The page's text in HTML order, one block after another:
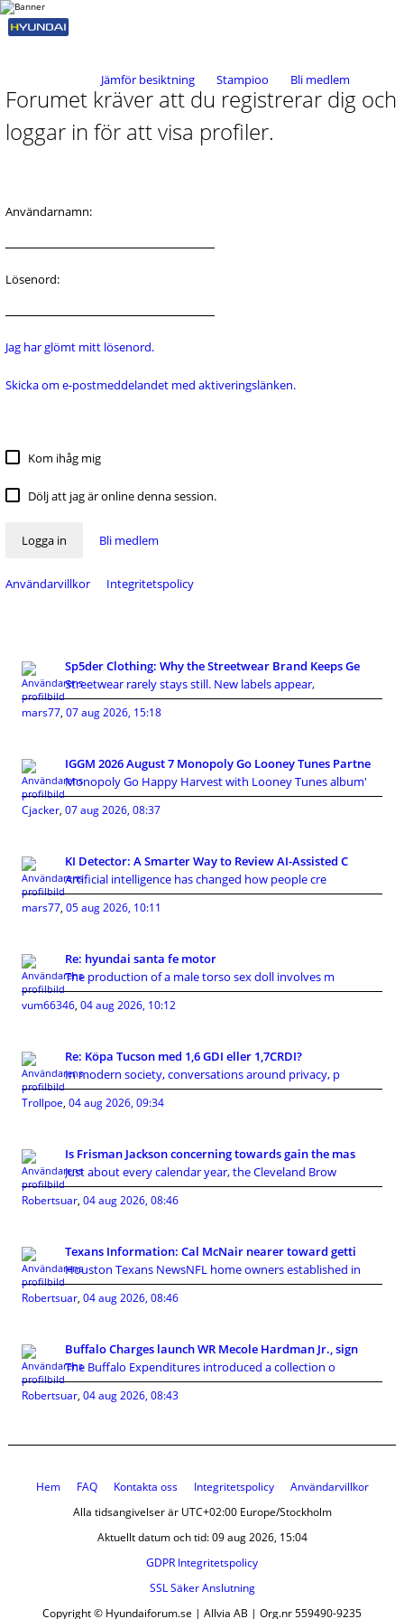
Jämför besiktning Stampioo Bli medlem
Forumet kräver att du registrerar dig och
loggar in för att visa profiler.
Användarnamn:
Lösenord:
Jag har glömt mitt lösenord.
Skicka om e-postmeddelandet med aktiveringslänken.
Kom ihåg mig
Dölj att jag är online denna session.
Logga in Bli medlem
Användarvillkor Integritetspolicy
Sp5der Clothing: Why the Streetwear Brand Keeps Ge
Streetwear rarely stays still. New labels appear,
mars77, 07 aug 2026, 15:18
IGGM 2026 August 7 Monopoly Go Looney Tunes Partne
Monopoly Go Happy Harvest with Looney Tunes album'
Cjacker, 07 aug 2026, 08:37
KI Detector: A Smarter Way to Review AI-Assisted C
Artificial intelligence has changed how people cre
mars77, 05 aug 2026, 10:11
Re: hyundai santa fe motor
The production of a male torso sex doll involves m
vum66346, 04 aug 2026, 10:12
Re: Köpa Tucson med 1,6 GDI eller 1,7CRDI?
In modern society, conversations around privacy, p
Trollpoe, 04 aug 2026, 09:34
Is Frisman Jackson concerning towards gain the mas
Just about every calendar year, the Cleveland Brow
Robertsuar, 04 aug 2026, 08:46
Texans Information: Cal McNair nearer toward getti
Houston Texans NewsNFL home owners established in
Robertsuar, 04 aug 2026, 08:46
Buffalo Charges launch WR Mecole Hardman Jr., sign
The Buffalo Expenditures introduced a collection o
Robertsuar, 04 aug 2026, 08:43
Hem FAQ Kontakta oss Integritetspolicy
Användarvillkor
Alla tidsangivelser är UTC+02:00 Europe/Stockholm
Aktuellt datum och tid: 09 aug 2026, 15:04
GDPR Integritetspolicy
SSL Säker Anslutning
Copyright © Hyundaiforum.se | Allvia AB | Org.nr 559490-9235